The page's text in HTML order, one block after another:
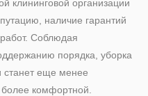
клининговой организации
наличие гарантий
Соблюдая
порядка, уборка
еще менее
комфортной.